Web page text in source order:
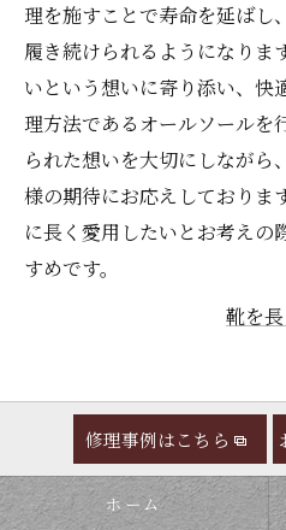
理を施すことで寿命を延ばし
履き続けられるようになりま
いという想いに寄り添い、快
理方法であるオールソールを
られた想いを大切にしながら
様の期待にお応えしておりま
に長く愛用したいとお考えの
すめです。
靴を
修理事例はこちら
ホーム